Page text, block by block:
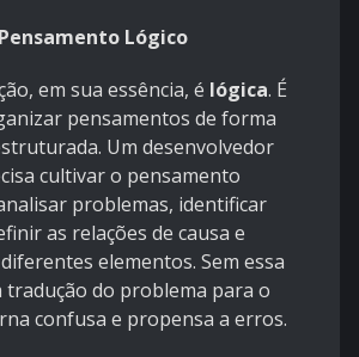
Lógico
em sua essência, é lógica. É
pensamentos de forma
Um desenvolvedor
cultivar o pensamento
problemas, identificar
as relações de causa e
elementos. Sem essa
tradução do problema para o
confusa e propensa a erros.